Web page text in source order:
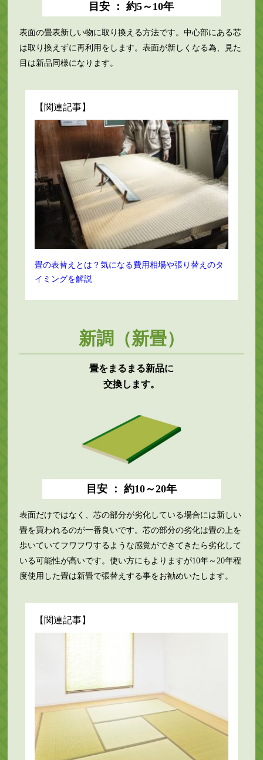
目安 ： 約5～10年
表面の畳表新しい物に取り換える方法です。中心部にある芯
は取り換えずに再利用をします。表面が新しくなる為、見た
目は新品同様になります。
【関連記事】
畳の表替えとは？気になる費用相場や張り替えのタ
イミングを解説
新調（新畳）
畳をまるまる新品に
交換します。
目安 ： 約10～20年
表面だけではなく、芯の部分が劣化している場合には新しい
畳を買われるのが一番良いです。芯の部分の劣化は畳の上を
歩いていてフワフワするような感覚ができてきたら劣化して
いる可能性が高いです。使い方にもよりますが10年～20年程
度使用した畳は新畳で張替えする事をお勧めいたします。
【関連記事】